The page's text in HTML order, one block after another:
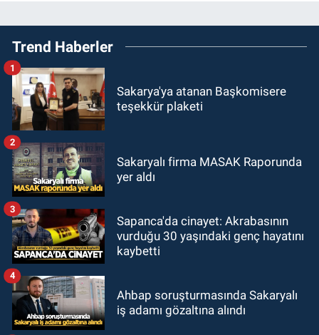
Trend Haberler
Sakarya'ya atanan Başkomisere
teşekkür plaketi
1
Sakaryalı firma MASAK Raporunda
yer aldı
2
Sapanca'da cinayet: Akrabasının
vurduğu 30 yaşındaki genç hayatını
kaybetti
3
Ahbap soruşturmasında Sakaryalı
iş adamı gözaltına alındı
4